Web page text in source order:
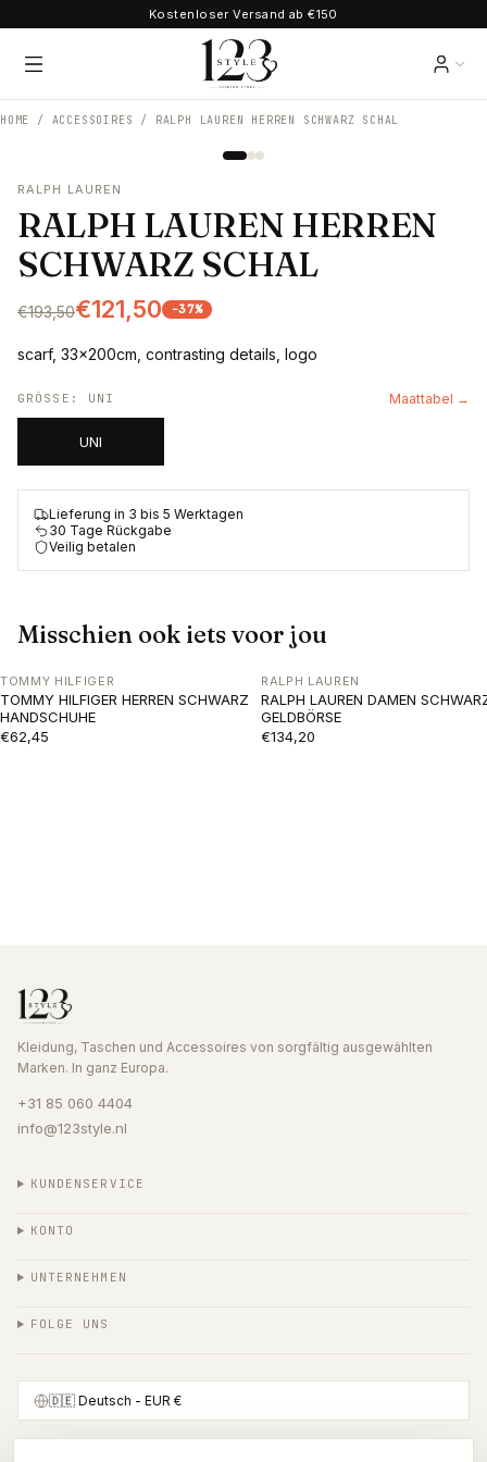
Kostenloser Versand ab €150
HOME / ACCESSOIRES / RALPH LAUREN HERREN SCHWARZ SCHAL
RALPH LAUREN
RALPH LAUREN HERREN
SCHWARZ SCHAL
€193,50€121,50 -37%
scarf, 33x200cm, contrasting details, logo
GRÖSSE : UNI Maattabel →
UNI
Lieferung in 3 bis 5 Werktagen
30 Tage Rückgabe
Veilig betalen
Misschien ook iets voor jou
TOMMY HILFIGER
TOMMY HILFIGER HERREN SCHWARZ
HANDSCHUHE
€62,45
RALPH LAUREN
RALPH LAUREN DAMEN
GELDBÖRSE
€134,20
Kleidung, Taschen und Accessoires von sorgfältig ausgewählten
Marken. In ganz Europa.
+31 85 060 4404
info@123style.nl
KUNDENSERVICE
KONTO
UNTERNEHMEN
FOLGE UNS
🇩🇪 Deutsch - EUR €